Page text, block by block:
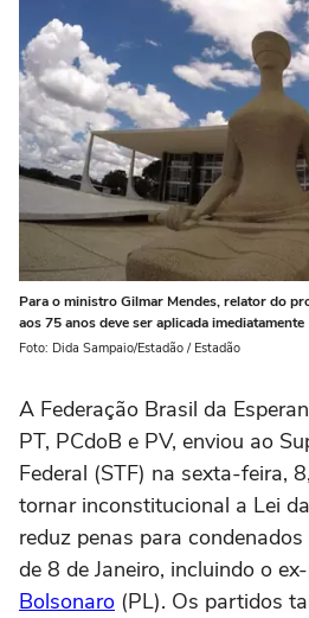
Para o ministro Gilmar Mendes, relator do
aos 75 anos deve ser aplicada imediatamente
Foto: Dida Sampaio/Estadão / Estadão
A Federação Brasil da
PT, PCdoB e PV, enviou ao
Federal (STF) na sexta-feira,
tornar inconstitucional a Lei
reduz penas para
de 8 de Janeiro, incluindo o
Bolsonaro (PL). Os partidos